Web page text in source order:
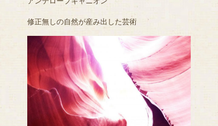
修正無しの自然が産み出した芸術